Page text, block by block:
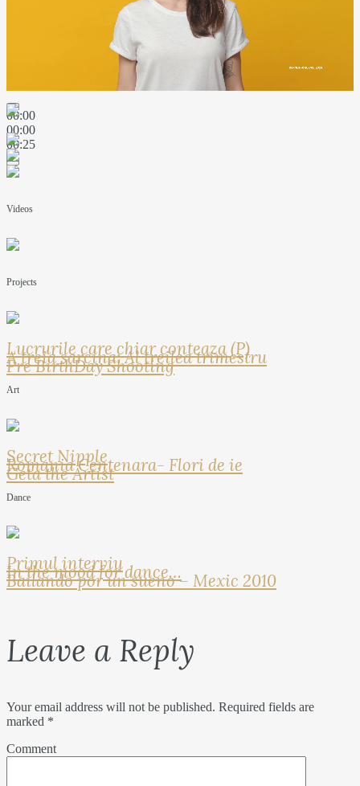
00:00
00:00
00:25
Videos
Projects
Lucrurile care chiar conteaza (P)
A treia sarcina: Al treilea trimestru
Pre BirthDay Shooting
Art
Secret Nipple
Romania Centenara- Flori de ie
Geta the Artist
Dance
Primul interviu
In the mood for dance…
Bailando por un sueno – Mexic 2010
Leave a Reply
Your email address will not be published. Required fields are
marked *
Comment